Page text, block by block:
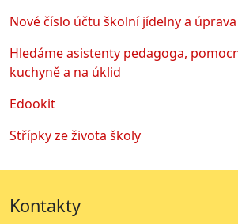
Nové číslo účtu školní jídelny a
Hledáme asistenty pedagoga,
kuchyně a na úklid
Edookit
Střípky ze života školy
Kontakty